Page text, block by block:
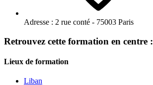
Adresse : 2 rue conté - 75003 Paris
Retrouvez cette formation en centre :
Lieux de formation
Liban